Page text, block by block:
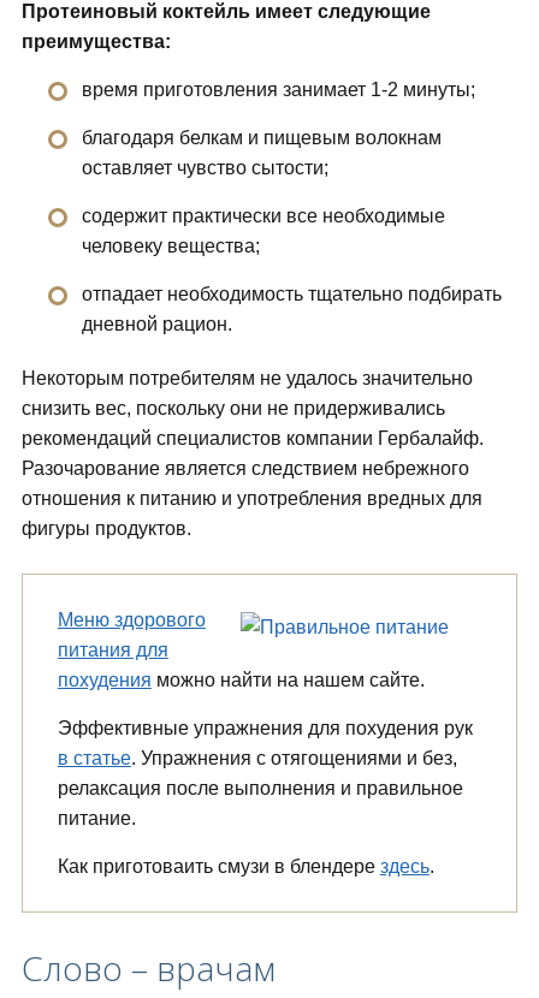
Протеиновый коктейль имеет следующие
преимущества:
время приготовления занимает 1-2 минуты;
благодаря белкам и пищевым волокнам
оставляет чувство сытости;
содержит практически все необходимые
человеку вещества;
отпадает необходимость тщательно подбирать
дневной рацион.
Некоторым потребителям не удалось значительно
снизить вес, поскольку они не придерживались
рекомендаций специалистов компании Гербалайф.
Разочарование является следствием небрежного
отношения к питанию и употребления вредных для
фигуры продуктов.
Меню здорового
питания для
похудения можно найти на нашем сайте.
Эффективные упражнения для похудения рук
в статье. Упражнения с отягощениями и без,
релаксация после выполнения и правильное
питание.
Как приготоваить смузи в блендере здесь.
Слово – врачам